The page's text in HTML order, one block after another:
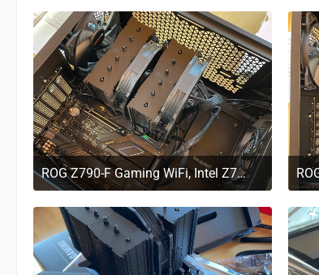
ROG Z790-F Gaming WiFi, Intel Z790 Mainboard im PC
29. März 2023 um 11:20